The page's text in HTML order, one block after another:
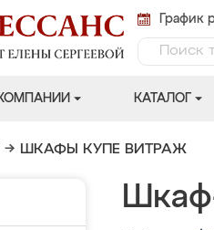
График
КАТАЛОГ
→ ШКАФЫ КУПЕ ВИТРАЖ